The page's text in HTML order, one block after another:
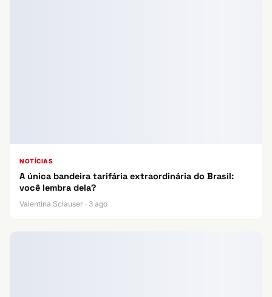
NOTÍCIAS
A única bandeira tarifária extraordinária do Brasil:
você lembra dela?
Valentina Sclauser · 3 ago